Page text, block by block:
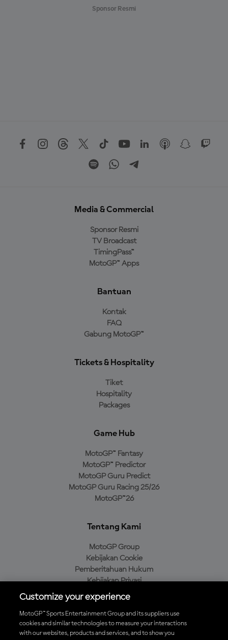
Sponsor Resmi
Media & Commercial
Sponsor Resmi
TV Broadcast
TimingPass™
MotoGP™ Apps
Bantuan
Kontak
FAQ
Gabung MotoGP™
Tickets & Hospitality
Tiket
Hospitality
Packages
Game Hub
MotoGP™ Fantasy
MotoGP™ Predictor
MotoGP Guru Predict
MotoGP Guru Racing 25/26
MotoGP™26
Tentang Kami
MotoGP Group
Kebijakan Cookie
Pemberitahuan Hukum
Kebijakan Privasi
Kebijakan Pembelian
Unduh Aplikasi Resmi MotoGP™
Customize your experience
MotoGP™ Sports Entertainment Group and its suppliers use
cookies and similar technologies to measure your interactions
with our websites, products and services, and to show you